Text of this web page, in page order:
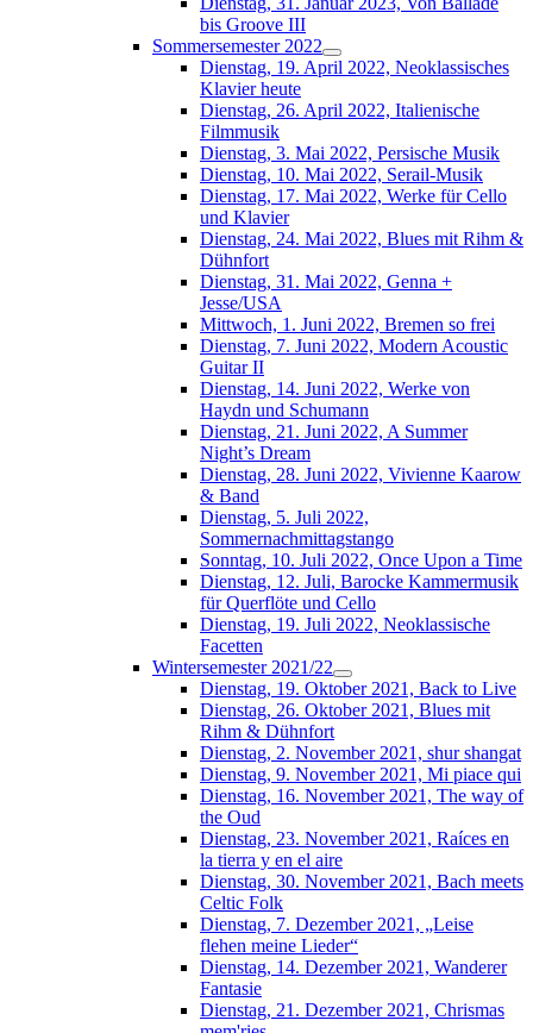
bis Groove III
Sommersemester 2022
Dienstag, 19. April 2022, Neoklassisches
Klavier heute
Dienstag, 26. April 2022, Italienische
Filmmusik
Dienstag, 3. Mai 2022, Persische Musik
Dienstag, 10. Mai 2022, Serail-Musik
Dienstag, 17. Mai 2022, Werke für Cello
und Klavier
Dienstag, 24. Mai 2022, Blues mit Rihm &
Dühnfort
Dienstag, 31. Mai 2022, Genna +
Jesse/USA
Mittwoch, 1. Juni 2022, Bremen so frei
Dienstag, 7. Juni 2022, Modern Acoustic
Guitar II
Dienstag, 14. Juni 2022, Werke von
Haydn und Schumann
Dienstag, 21. Juni 2022, A Summer
Night’s Dream
Dienstag, 28. Juni 2022, Vivienne Kaarow
& Band
Dienstag, 5. Juli 2022,
Sommernachmittagstango
Sonntag, 10. Juli 2022, Once Upon a Time
Dienstag, 12. Juli, Barocke Kammermusik
für Querflöte und Cello
Dienstag, 19. Juli 2022, Neoklassische
Facetten
Wintersemester 2021/22
Dienstag, 19. Oktober 2021, Back to Live
Dienstag, 26. Oktober 2021, Blues mit
Rihm & Dühnfort
Dienstag, 2. November 2021, shur shangat
Dienstag, 9. November 2021, Mi piace qui
Dienstag, 16. November 2021, The way of
the Oud
Dienstag, 23. November 2021, Raíces en
la tierra y en el aire
Dienstag, 30. November 2021, Bach meets
Celtic Folk
Dienstag, 7. Dezember 2021, „Leise
flehen meine Lieder“
Dienstag, 14. Dezember 2021, Wanderer
Fantasie
Dienstag, 21. Dezember 2021, Chrismas